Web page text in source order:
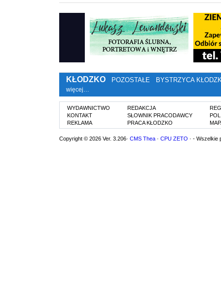
KŁODZKO POZOSTAŁE BYSTRZYCA
więcej…
WYDAWNICTWO
KONTAKT
REKLAMA
REDAKCJA
SŁOWNIK PRACODAWCY
PRACA KŁODZKO
Copyright © 2026 Ver. 3.206· CMS Thea · CPU ZETO · - Wszelkie